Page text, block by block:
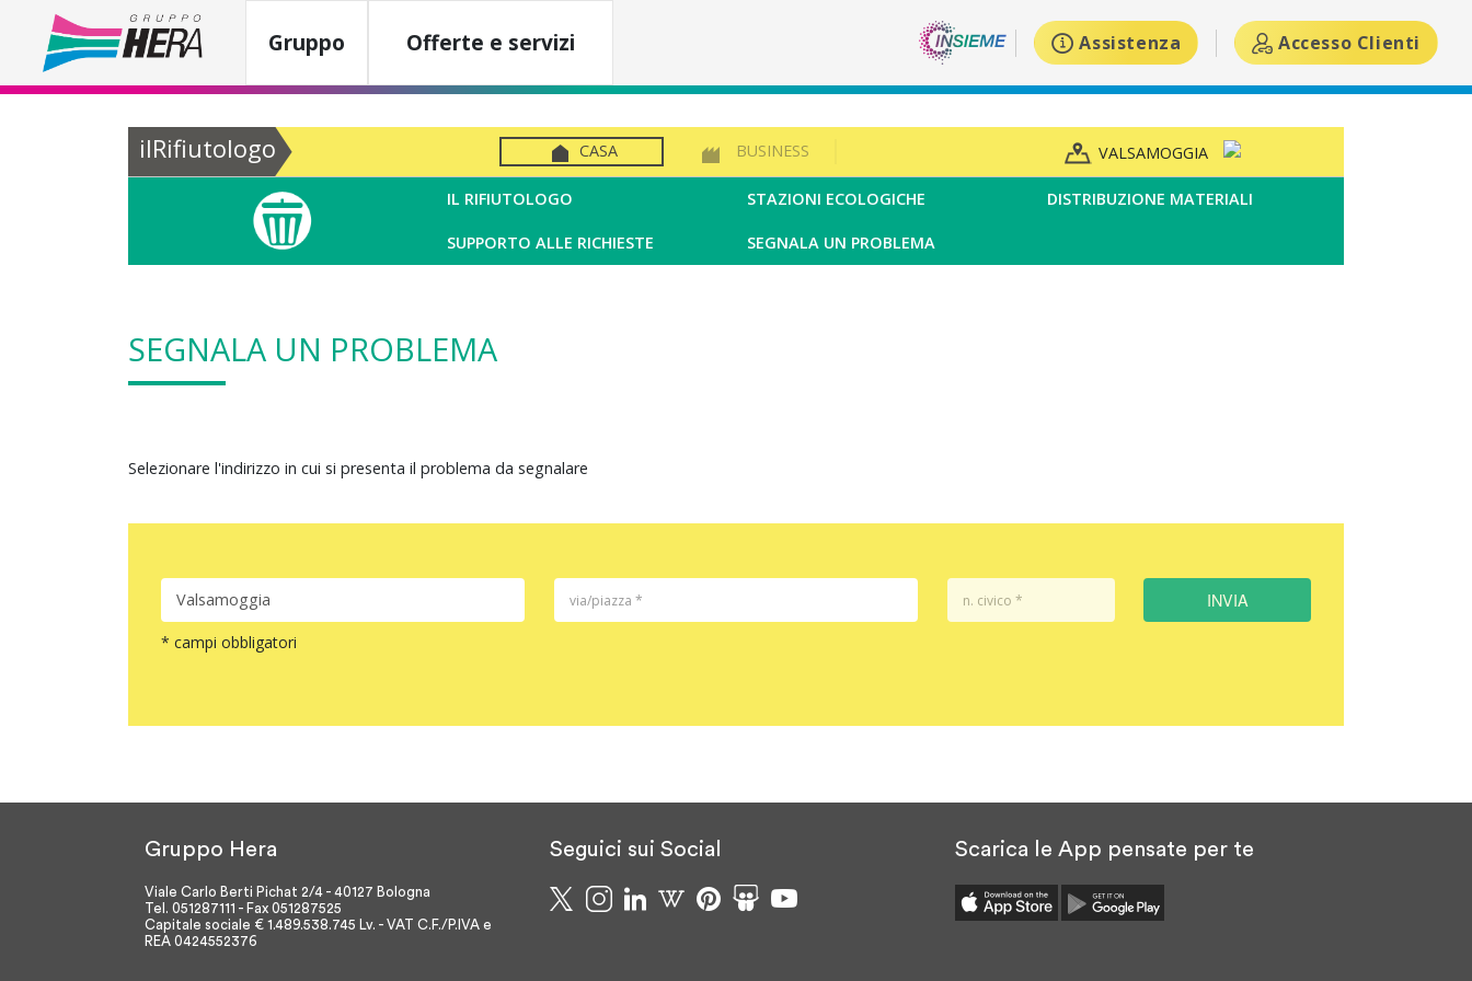
Gruppo Offerte e servizi Assistenza Accesso Clienti
ilRifiutologo CASA BUSINESS VALSAMOGGIA
IL RIFIUTOLOGO STAZIONI ECOLOGICHE DISTRIBUZIONE MATERIALI
SUPPORTO ALLE RICHIESTE SEGNALA UN PROBLEMA
SEGNALA UN PROBLEMA
Selezionare l'indirizzo in cui si presenta il problema da segnalare
INVIA
* campi obbligatori
Gruppo Hera
Viale Carlo Berti Pichat 2/4 - 40127 Bologna
Tel. 051287111 - Fax 051287525
Capitale sociale € 1.489.538.745 Lv. - VAT C.F./P.IVA e
REA 0424552376
Seguici sui Social Scarica le App pensate per te